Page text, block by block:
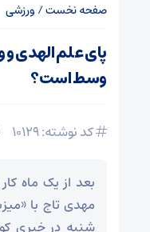
صفحه نخست/ ورزشی
پای علم الهدی و
وسط است؟
کد نوشته: 10129
بعد از یک ماه
مهدی تاج با
شنبه در خبری